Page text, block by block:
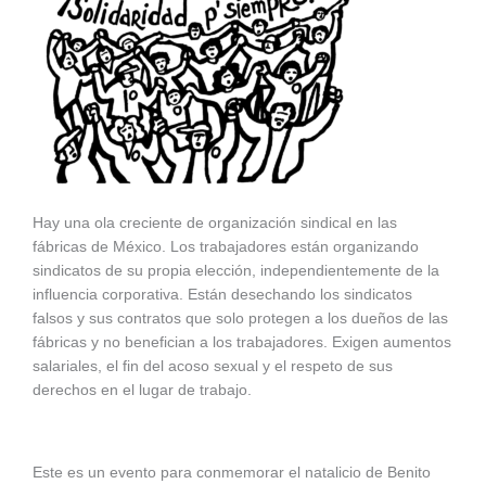
Hay una ola creciente de organización sindical en las
fábricas de México. Los trabajadores están organizando
sindicatos de su propia elección, independientemente de la
influencia corporativa. Están desechando los sindicatos
falsos y sus contratos que solo protegen a los dueños de las
fábricas y no benefician a los trabajadores. Exigen aumentos
salariales, el fin del acoso sexual y el respeto de sus
derechos en el lugar de trabajo.
Este es un evento para conmemorar el natalicio de Benito